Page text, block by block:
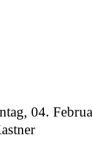
04.